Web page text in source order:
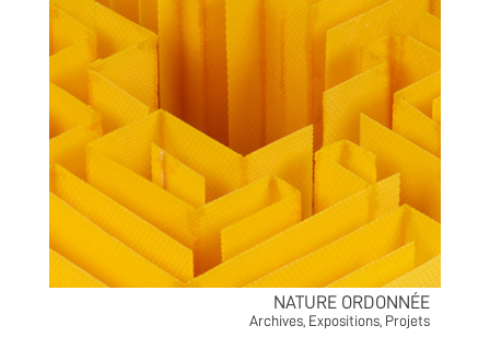
NATURE ORDONNÉE
Archives Expositions Projets